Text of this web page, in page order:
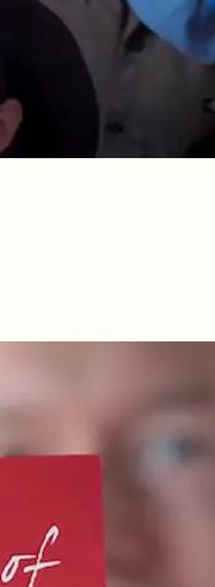
med och skapar